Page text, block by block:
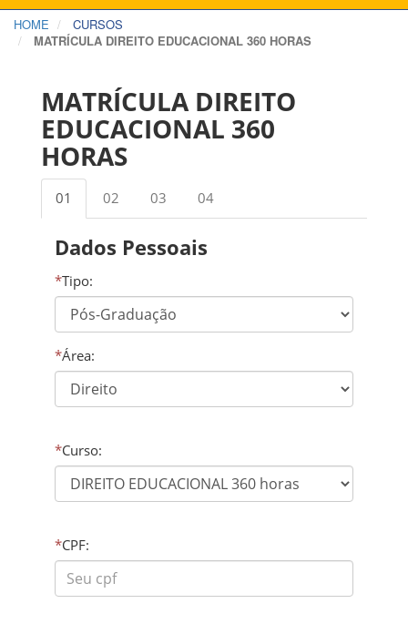
HOME
CURSOS
MATRÍCULA DIREITO EDUCACIONAL 360 HORAS
MATRÍCULA DIREITO
EDUCACIONAL 360
HORAS
01 02 03 04
Dados Pessoais
*Tipo:
*Área:
*Curso:
*CPF: